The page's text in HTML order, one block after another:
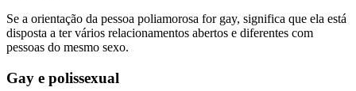
Se a orientação da pessoa poliamorosa for gay, significa que ela está
disposta a ter vários relacionamentos abertos e diferentes com
pessoas do mesmo sexo.
Gay e polissexual